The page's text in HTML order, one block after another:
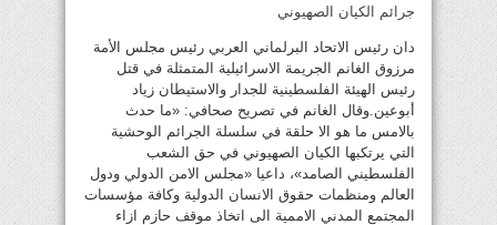
جرائم الكيان الصهيوني
دان رئيس الاتحاد البرلماني العربي رئيس مجلس الأمة
مرزوق الغانم الجريمة الاسرائيلية المتمثلة في قتل
رئيس الهيئة الفلسطينية للجدار والاستيطان زياد
أبوعين.وقال الغانم في تصريح صحافي: «ما حدث
بالامس ما هو الا حلقة في سلسلة الجرائم الوحشية
التي يرتكبها الكيان الصهيوني في حق الشعب
الفلسطيني الصامد»، داعيا «مجلس الامن الدولي ودول
العالم ومنظمات حقوق الانسان الدولية وكافة مؤسسات
المجتمع المدني الاممية الى اتخاذ موقف حازم ازاء